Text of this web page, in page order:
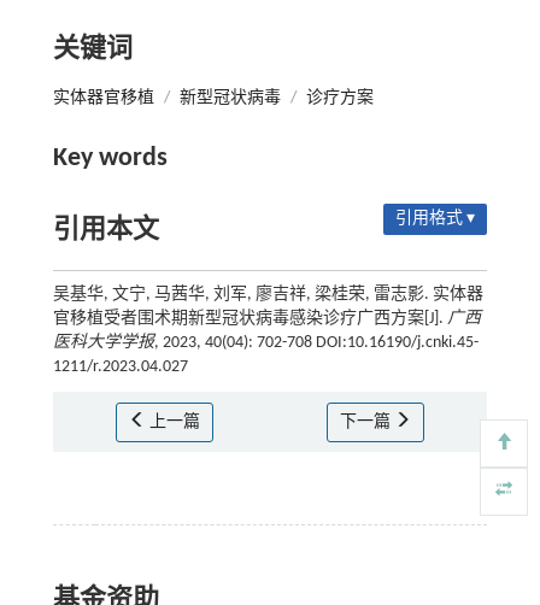
关键词
实体器官移植 / 新型冠状病毒 / 诊疗方案
Key words
引用本文 引用格式 ▾
吴基华, 文宁, 马茜华, 刘军, 廖吉祥, 梁桂荣, 雷志影. 实体器
官移植受者围术期新型冠状病毒感染诊疗广西方案[J]. 广西
医科大学学报, 2023, 40(04): 702-708 DOI:10.16190/j.cnki.45-
1211/r.2023.04.027
上一篇 下一篇